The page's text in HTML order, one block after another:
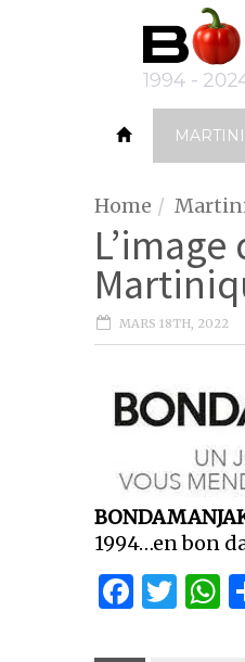
Home
MARS 18TH, 2022
1994…en bon